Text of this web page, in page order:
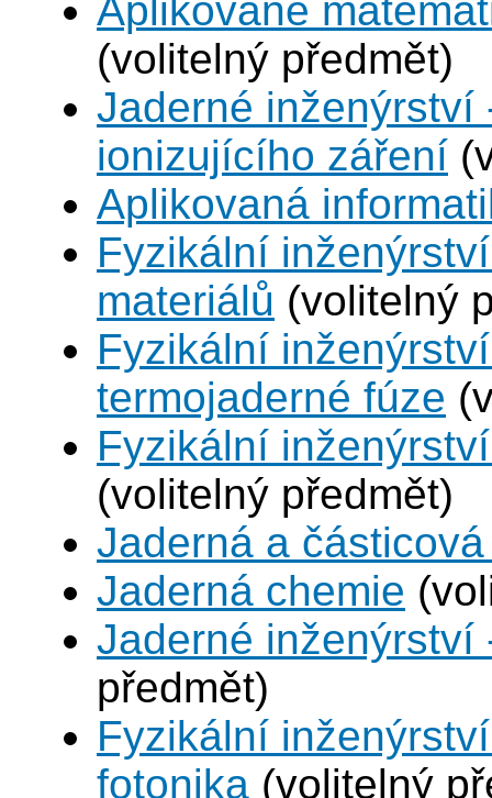
Aplikované
(volitelný předmět)
Jaderné inženýrství
ionizujícího záření
Aplikovaná
Fyzikální
materiálů (volitelný
Fyzikální
termojaderné fúze
Fyzikální
(volitelný předmět)
Jaderná a
Jaderná chemie
Jaderné inženýrství
předmět)
Fyzikální
fotonika (volitelný